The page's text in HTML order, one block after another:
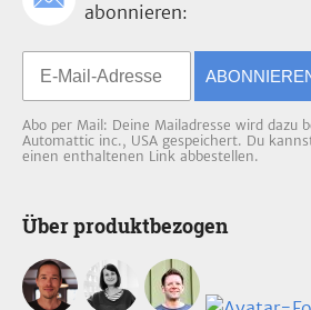
abonnieren:
Abo per Mail: Deine Mailadresse wird dazu
Automattic inc., USA gespeichert. Du
einen enthaltenen Link abbestellen.
Über produktbezogen